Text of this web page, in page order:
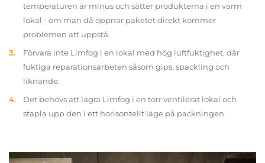
temperaturen är minus och sätter produkterna i en varm
lokal - om man då öppnar paketet direkt kommer
problemen att uppstå.
Förvara inte Limfog i en lokal med hög luftfuktighet, där
fuktiga reparationsarbeten såsom gips, spackling och
liknande.
Det behövs att lagra Limfog i en torr ventilerat lokal och
stapla upp den i ett horisontellt läge på packningen.